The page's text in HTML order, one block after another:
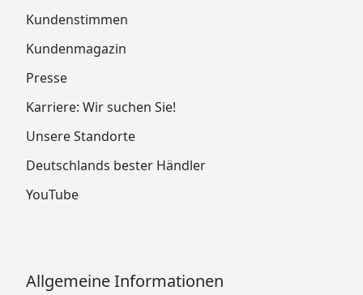
Kundenstimmen
Kundenmagazin
Presse
Karriere: Wir suchen Sie!
Unsere Standorte
Deutschlands bester Händler
YouTube
Allgemeine Informationen